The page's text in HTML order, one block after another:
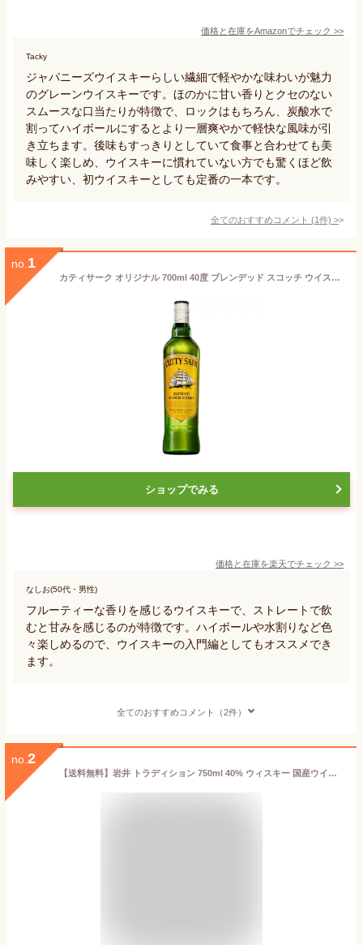
価格と在庫をAmazonでチェック >>
Tacky
ジャパニーズウイスキーらしい繊細で軽やかな味わいが魅力
のグレーンウイスキーです。ほのかに甘い香りとクセのない
スムースな口当たりが特徴で、ロックはもちろん、炭酸水で
割ってハイボールにするとより一層爽やかで軽快な風味が引
き立ちます。後味もすっきりとしていて食事と合わせても美
味しく楽しめ、ウイスキーに慣れていない方でも驚くほど飲
みやすい、初ウイスキーとしても定番の一本です。
全てのおすすめコメント (1件) >
no. 1
カティサーク オリジナル 700ml 40度 ブレンデッド スコッチ ウイスキー whiskey 洋酒
ショップでみる
価格と在庫を楽天でチェック >>
なしお(50代・男性)
フルーティーな香りを感じるウイスキーで、ストレートで飲
むと甘みを感じるのが特徴です。ハイボールや水割りなど色
々楽しめるので、ウイスキーの入門編としてもオススメでき
ます。
全てのおすすめコメント（2件）
no. 2
【送料無料】岩井 トラディション 750ml 40% ウィスキー 国産ウイスキー 日本製ウイスキー ブレンデッドウイスキー ハイボール ウイスキー岩井 飲みやすい デイリー向け ブレンデッド 原酒 マルス ウイスキー 宅飲み 津貫蒸留所 鹿児島県 本坊酒造 駒ヶ岳 嘉之助 販売店限定